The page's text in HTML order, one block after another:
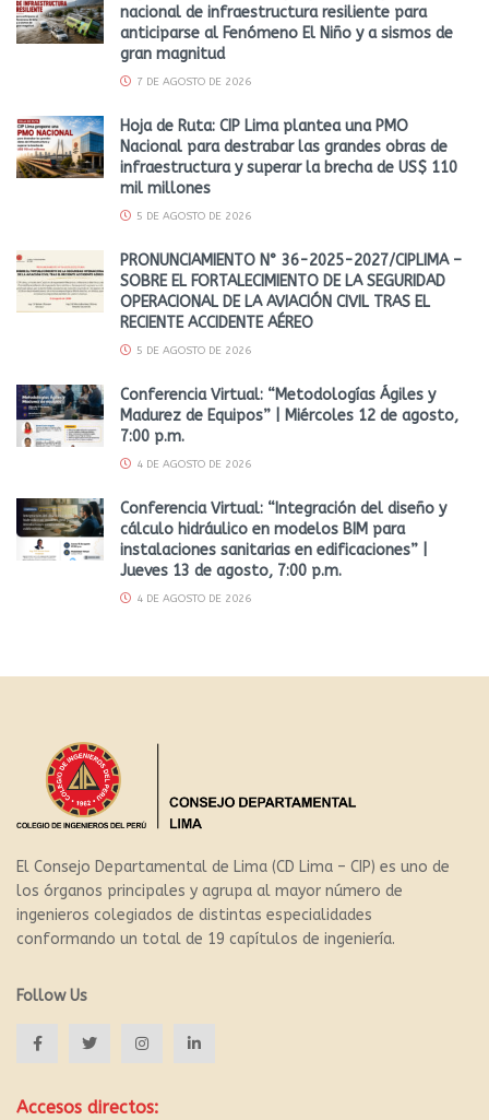
nacional de infraestructura resiliente para
anticiparse al Fenómeno El Niño y a sismos de
gran magnitud
7 DE AGOSTO DE 2026
Hoja de Ruta: CIP Lima plantea una PMO
Nacional para destrabar las grandes obras de
infraestructura y superar la brecha de US$ 110
mil millones
5 DE AGOSTO DE 2026
PRONUNCIAMIENTO N° 36-2025-2027/CIPLIMA –
SOBRE EL FORTALECIMIENTO DE LA SEGURIDAD
OPERACIONAL DE LA AVIACIÓN CIVIL TRAS EL
RECIENTE ACCIDENTE AÉREO
5 DE AGOSTO DE 2026
Conferencia Virtual: “Metodologías Ágiles y
Madurez de Equipos” | Miércoles 12 de agosto,
7:00 p.m.
4 DE AGOSTO DE 2026
Conferencia Virtual: “Integración del diseño y
cálculo hidráulico en modelos BIM para
instalaciones sanitarias en edificaciones” |
Jueves 13 de agosto, 7:00 p.m.
4 DE AGOSTO DE 2026
El Consejo Departamental de Lima (CD Lima – CIP) es uno de
los órganos principales y agrupa al mayor número de
ingenieros colegiados de distintas especialidades
conformando un total de 19 capítulos de ingeniería.
Follow Us
Accesos directos: